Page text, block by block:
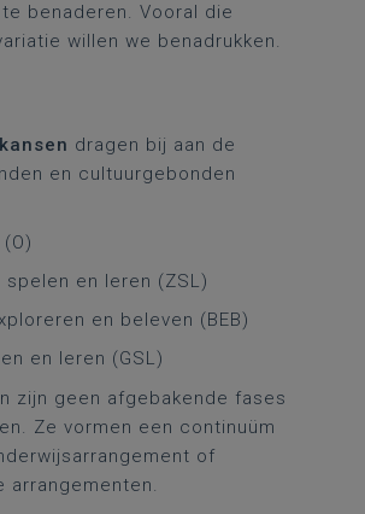
benaderen. Vooral die
willen we benadrukken.
dragen bij aan de
en cultuurgebonden
en leren (ZSL)
en beleven (BEB)
en leren (GSL)
zijn geen afgebakende fases
Ze vormen een continuüm
of
arrangementen.